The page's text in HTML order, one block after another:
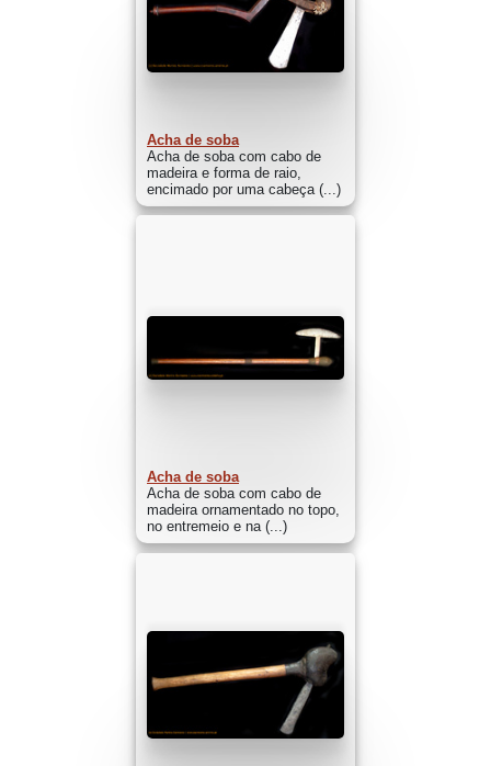
Acha de soba
Acha de soba com cabo de
madeira e forma de raio,
encimado por uma cabeça (...)
Acha de soba
Acha de soba com cabo de
madeira ornamentado no topo,
no entremeio e na (...)